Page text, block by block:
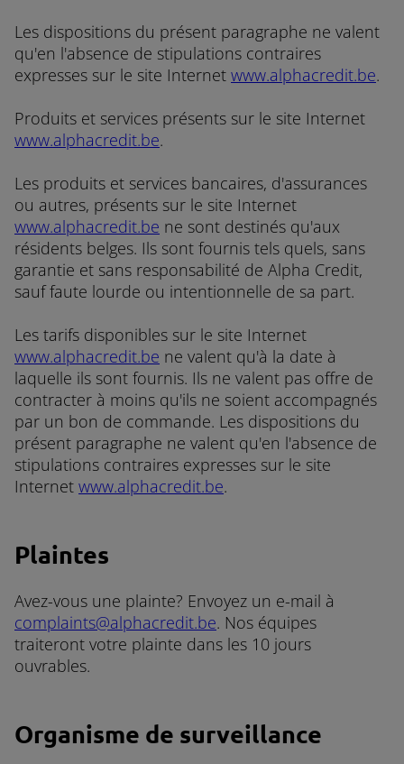
Les dispositions du présent paragraphe ne valent
qu'en l'absence de stipulations contraires
expresses sur le site Internet www.alphacredit.be.
Produits et services présents sur le site Internet
www.alphacredit.be.
Les produits et services bancaires, d'assurances
ou autres, présents sur le site Internet
www.alphacredit.be ne sont destinés qu'aux
résidents belges. Ils sont fournis tels quels, sans
garantie et sans responsabilité de Alpha Credit,
sauf faute lourde ou intentionnelle de sa part.
Les tarifs disponibles sur le site Internet
www.alphacredit.be ne valent qu'à la date à
laquelle ils sont fournis. Ils ne valent pas offre de
contracter à moins qu'ils ne soient accompagnés
par un bon de commande. Les dispositions du
présent paragraphe ne valent qu'en l'absence de
stipulations contraires expresses sur le site
Internet www.alphacredit.be.
Plaintes
Avez-vous une plainte? Envoyez un e-mail à
complaints@alphacredit.be. Nos équipes
traiteront votre plainte dans les 10 jours
ouvrables.
Organisme de surveillance